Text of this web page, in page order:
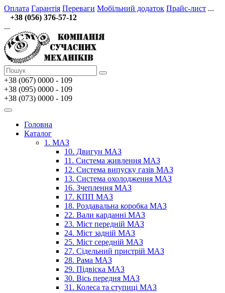
Оплата Гарантія Переваги Мобільний додаток Прайс-лист ...
+38 (056) 376-57-12
...
+38 (067) 0000 - 109
+38 (095) 0000 - 109
+38 (073) 0000 - 109
Головна
Каталог
1. МАЗ
10. Двигун МАЗ
11. Система живлення МАЗ
12. Система випуску газів МАЗ
13. Система охолодження МАЗ
16. Зчеплення МАЗ
17. КПП МАЗ
18. Роздавальна коробка МАЗ
22. Вали карданні МАЗ
23. Міст передній МАЗ
24. Міст задній МАЗ
25. Міст середній МАЗ
27. Сідельний пристрій МАЗ
28. Рама МАЗ
29. Підвіска МАЗ
30. Вісь передня МАЗ
31. Колеса та ступиці МАЗ